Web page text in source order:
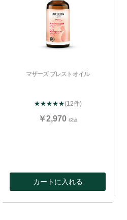
マザーズ ブレストオイル
★★★★★(12件)
￥2,970 税込
カートに入れる